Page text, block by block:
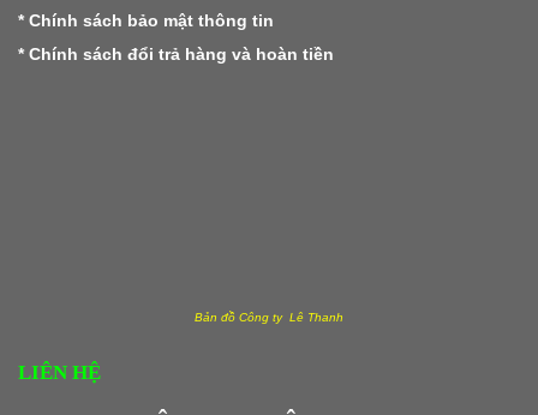
* Chính sách bảo mật thông tin
* Chính sách đổi trả hàng và hoàn tiền
Bản đồ Công ty Lê Thanh
LIÊN HỆ